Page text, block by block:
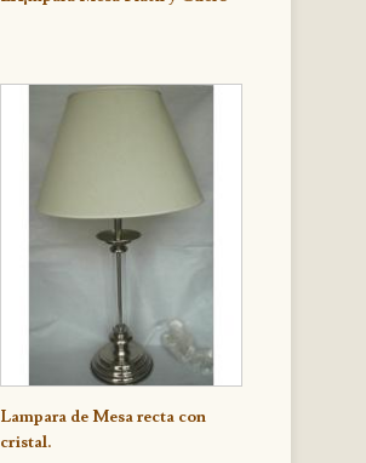
Detalle
Lampara de Mesa recta con
cristal.